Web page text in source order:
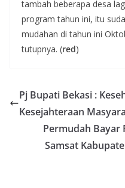
tambah beberapa desa
program tahun ini, itu
mudahan di tahun ini
tutupnya. (red)
Pj Bupati Bekasi :
Kesejahteraan
Permudah Bayar
Samsat